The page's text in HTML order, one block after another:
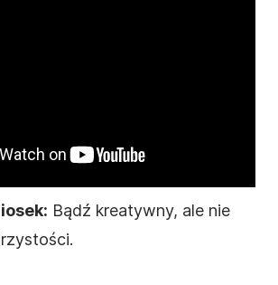
Bądź kreatywny, ale nie